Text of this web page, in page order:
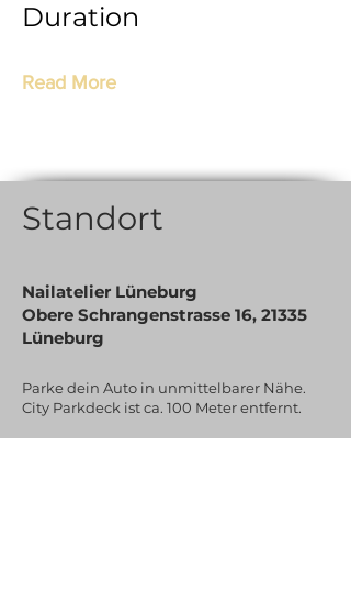
Duration
Read More
Standort
Nailatelier Lüneburg
Obere Schrangenstrasse 16, 21335
Lüneburg
Parke dein Auto in unmittelbarer Nähe.
City Parkdeck ist ca. 100 Meter entfernt.